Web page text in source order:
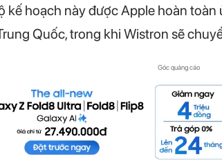
kế hoạch này được Apple hoàn toàn
Quốc, trong khi Wistron sẽ
Góc quảng cáo